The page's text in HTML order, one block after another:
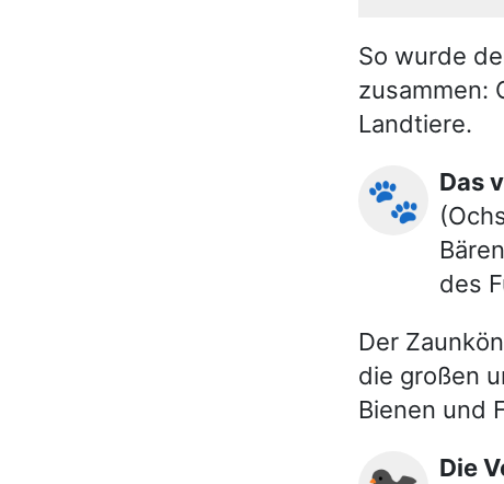
So wurde
zusammen:
Landtiere.
🐾
des
Der
die großen
Bienen und
Die